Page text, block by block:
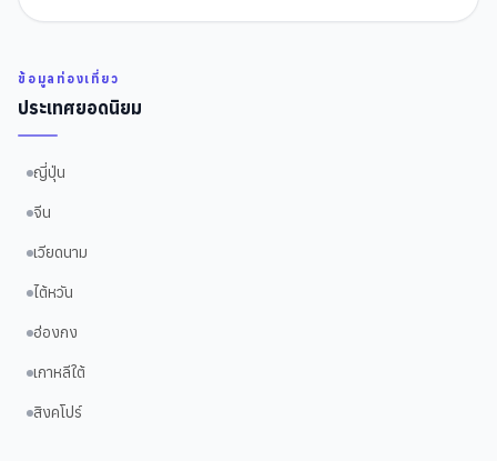
ข้อมูลท่องเที่ยว
ประเทศยอดนิยม
ญี่ปุ่น
จีน
เวียดนาม
ไต้หวัน
ฮ่องกง
เกาหลีใต้
สิงคโปร์